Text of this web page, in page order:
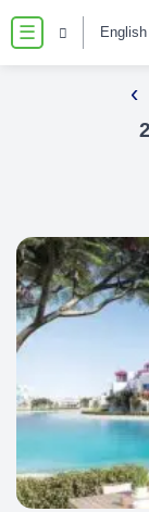
☰ English
›